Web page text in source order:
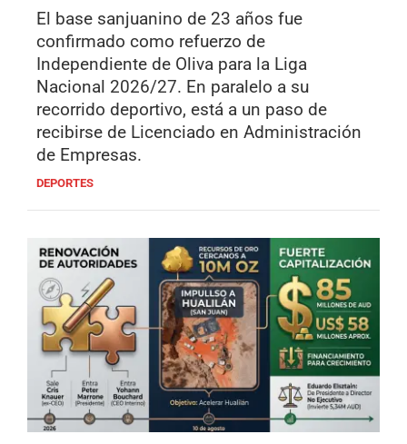
El base sanjuanino de 23 años fue
confirmado como refuerzo de
Independiente de Oliva para la Liga
Nacional 2026/27. En paralelo a su
recorrido deportivo, está a un paso de
recibirse de Licenciado en Administración
de Empresas.
DEPORTES